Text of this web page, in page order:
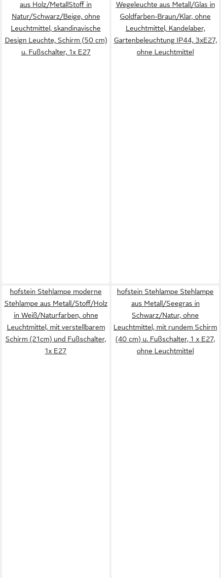
aus Holz/MetallStoff in
Natur/Schwarz/Beige, ohne
Leuchtmittel, skandinavische
Design Leuchte, Schirm (50 cm)
u. Fußschalter, 1x E27
Wegeleuchte aus Metall/Glas in
Goldfarben-Braun/Klar, ohne
Leuchtmittel, Kandelaber,
Gartenbeleuchtung IP44, 3xE27,
ohne Leuchtmittel
hofstein Stehlampe moderne
Stehlampe aus Metall/Stoff/Holz
in Weiß/Naturfarben, ohne
Leuchtmittel, mit verstellbarem
Schirm (21cm) und Fußschalter,
1x E27
hofstein Stehlampe Stehlampe
aus Metall/Seegras in
Schwarz/Natur, ohne
Leuchtmittel, mit rundem Schirm
(40 cm) u. Fußschalter, 1 x E27,
ohne Leuchtmittel